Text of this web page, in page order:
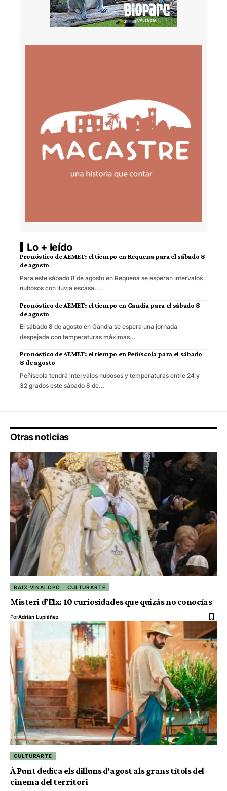
Lo + leído
Pronóstico de AEMET: el tiempo en Requena para el sábado 8
de agosto
Para este sábado 8 de agosto en Requena se esperan intervalos
nubosos con lluvia escasa,…
Pronóstico de AEMET: el tiempo en Gandia para el sábado 8
de agosto
El sábado 8 de agosto en Gandia se espera una jornada
despejada con temperaturas máximas…
Pronóstico de AEMET: el tiempo en Peñíscola para el sábado
8 de agosto
Peñíscola tendrá intervalos nubosos y temperaturas entre 24 y
32 grados este sábado 8 de…
Otras noticias
BAIX VINALOPÓ CULTURARTE
Misteri d’Elx: 10 curiosidades que quizás no conocías
PorAdrián Lupiáñez
CULTURARTE
À Punt dedica els dilluns d’agost als grans títols del
cinema del territori